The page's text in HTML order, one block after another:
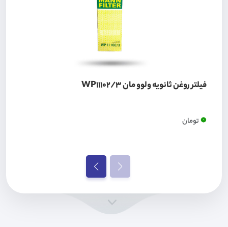
فیلتر روغن ثانویه ولوو مان WP11102/3
0تومان